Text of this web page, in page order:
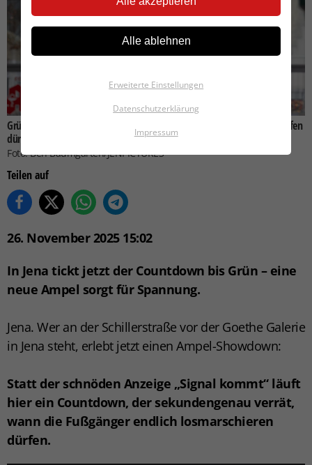
Grün in Sicht: Jenas neue Ampel verrät, wann Fußgänger endlich loslaufen
dürfen.
Foto: Ben Baumgarten/JENPICTURES
Teilen auf
26. November 2025 15:02
In Jena tickt jetzt der Countdown bis Grün – eine
neue Ampel sorgt für Spannung.
Jena. Wer an der Schillerstraße vor der Goethe Galerie
in Jena steht, erlebt jetzt einen Ampel-Showdown:
Statt der schnöden Anzeige „Signal kommt“ läuft
hier ein Countdown, der sekundengenau verrät,
wann die Fußgänger endlich losmarschieren
dürfen.
Alle ablehnen
Erweiterte Einstellungen
Datenschutzerklärung
Impressum